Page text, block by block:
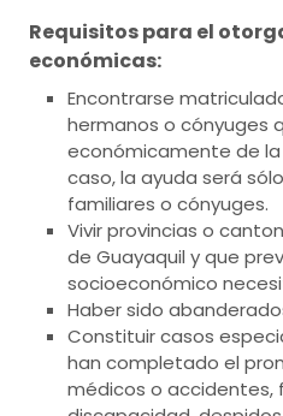
Requisitos para el
económicas:
Encontrarse
hermanos o cónyuges
económicamente de la
caso, la ayuda será
familiares o cónyuges.
Vivir provincias o
de Guayaquil y que
socioeconómico
Haber sido
Constituir casos
han completado el
médicos o accidentes,